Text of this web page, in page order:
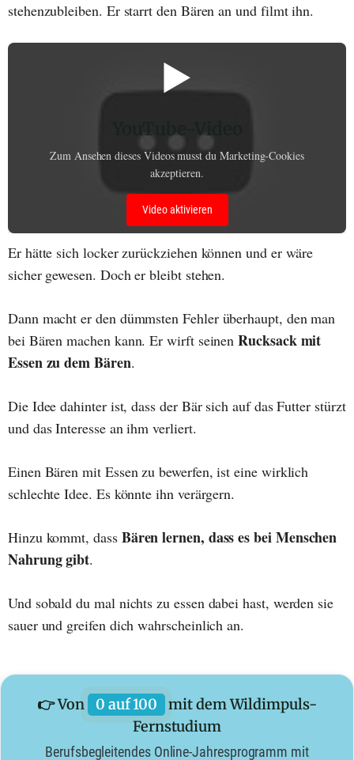
stehenzubleiben. Er starrt den Bären an und filmt ihn.
▶️
YouTube-Video
Zum Ansehen dieses Videos musst du Marketing-Cookies
akzeptieren.
Video aktivieren
Er hätte sich locker zurückziehen können und er wäre
sicher gewesen. Doch er bleibt stehen.
Dann macht er den dümmsten Fehler überhaupt, den man
bei Bären machen kann. Er wirft seinenRucksack mit
Essen zu dem Bären.
Die Idee dahinter ist, dass der Bär sich auf das Futter stürzt
und das Interesse an ihm verliert.
Einen Bären mit Essen zu bewerfen, ist eine wirklich
schlechte Idee. Es könnte ihn verärgern.
Hinzu kommt, dass Bären lernen, dass es bei Menschen
Nahrung gibt.
Und sobald du mal nichts zu essen dabei hast, werden sie
sauer und greifen dich wahrscheinlich an.
👉 Von 0 auf 100
mit dem Wildimpuls-
Fernstudium
Berufsbegleitendes Online-Jahresprogramm mit